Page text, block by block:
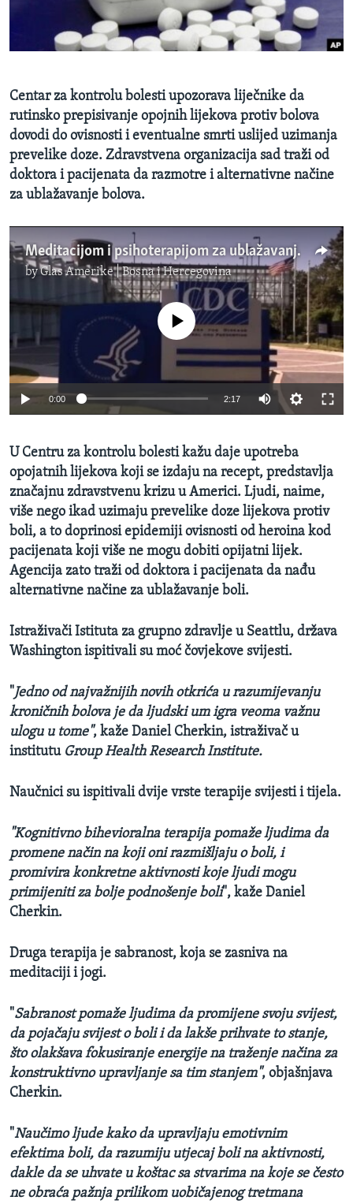
O GLASU AMERIKE
Learning English
PRATITE NAS
Jezici
Centar za kontrolu bolesti upozorava liječnike da
rutinsko prepisivanje opojnih lijekova protiv bolova
dovodi do ovisnosti i eventualne smrti uslijed uzimanja
prevelike doze. Zdravstvena organizacija sad traži od
doktora i pacijenata da razmotre i alternativne načine
za ublažavanje bolova.
Meditacijom i psihoterapijom za ublažavanje boli
byGlas Amerike | Bosna i Hercegovina
No media source currently available
0:00 2:17
U Centru za kontrolu bolesti kažu daje upotreba
opojatnih lijekova koji se izdaju na recept, predstavlja
značajnu zdravstvenu krizu u Americi. Ljudi, naime,
više nego ikad uzimaju prevelike doze lijekova protiv
boli, a to doprinosi epidemiji ovisnosti od heroina kod
pacijenata koji više ne mogu dobiti opijatni lijek.
Agencija zato traži od doktora i pacijenata da nađu
alternativne načine za ublažavanje boli.
Istraživači Istituta za grupno zdravlje u Seattlu, država
Washington ispitivali su moć čovjekove svijesti.
"Jedno od najvažnijih novih otkrića u razumijevanju
kroničnih bolova je da ljudski um igra veoma važnu
ulogu u tome", kaže Daniel Cherkin, istraživač u
institutu Group Health Research Institute.
Naučnici su ispitivali dvije vrste terapije svijesti i tijela.
"Kognitivno bihevioralna terapija pomaže ljudima da
promene način na koji oni razmišljaju o boli, i
promivira konkretne aktivnosti koje ljudi mogu
primijeniti za bolje podnošenje boli", kaže Daniel
Cherkin.
Druga terapija je sabranost, koja se zasniva na
meditaciji i jogi.
"Sabranost pomaže ljudima da promijene svoju svijest,
da pojačaju svijest o boli i da lakše prihvate to stanje,
što olakšava fokusiranje energije na traženje načina za
konstruktivno upravljanje sa tim stanjem", objašnjava
Cherkin.
"Naučimo ljude kako da upravljaju emotivnim
efektima boli, da razumiju utjecaj boli na aktivnosti,
dakle da se uhvate u koštac sa stvarima na koje se često
ne obraća pažnja prilikom uobičajenog tretmana